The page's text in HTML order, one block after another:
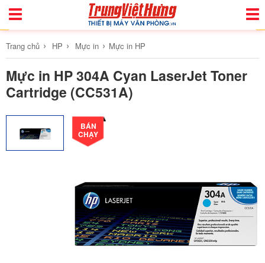
Toggle
Trang chủ › HP › Mực in › Mực in HP
Mực in HP 304A Cyan LaserJet Toner
Cartridge (CC531A)
BÁN
CHẠY